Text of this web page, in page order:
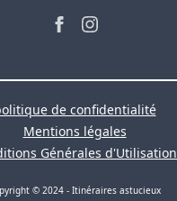
de confidentialité
Mentions légales
Générales d'Utilisation
© 2024 - Itinéraires astucieux